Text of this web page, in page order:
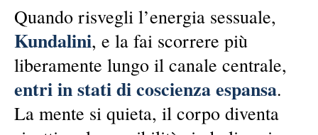
Quando risvegli l’energia sessuale,
Kundalini, e la fai scorrere più
liberamente lungo il canale centrale,
entri in stati di coscienza espansa.
La mente si quieta, il corpo diventa